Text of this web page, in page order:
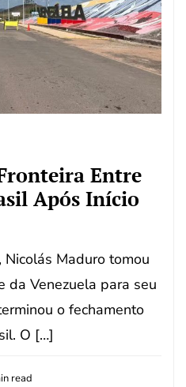
Entre
Após Início
Maduro tomou
da Venezuela para seu
o fechamento
O […]
read